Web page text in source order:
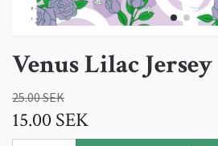
Venus Lilac Jersey
25.00 SEK
15.00 SEK